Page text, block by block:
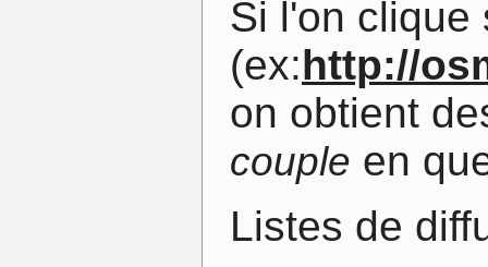
Si l'on clique
(ex:http://
on obtient
couple en
Listes de